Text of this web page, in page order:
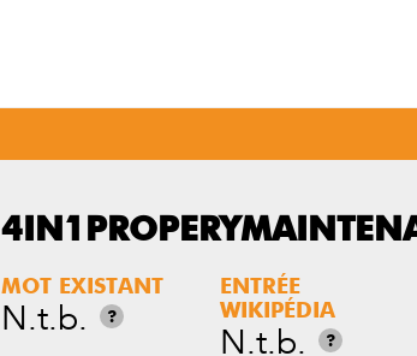
MOT EXISTANT
N.t.b. ?
ENTRÉE
WIKIPÉDIA
N.t.b. ?